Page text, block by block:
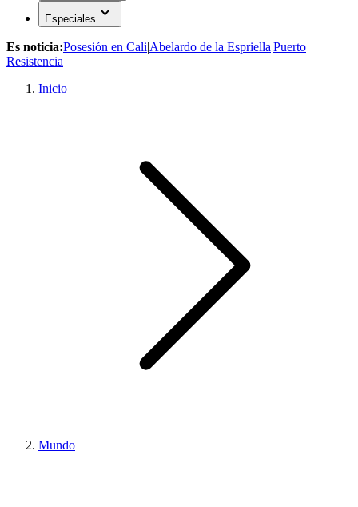
Especiales expand_more
Es noticia:Posesión en Cali|Abelardo de la Espriella|Puerto
Resistencia
Inicio
Mundo